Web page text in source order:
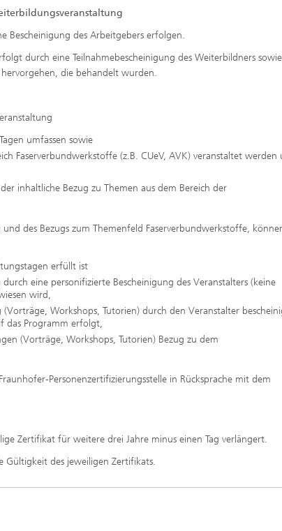
Bescheinigung des Arbeitgebers erfolgen.
durch eine Teilnahmebescheinigung des Weiterbildners
die behandelt wurden.
umfassen sowie
Faserverbundwerkstoffe (z.B. CUeV, AVK) veranstaltet werden
inhaltliche Bezug zu Themen aus dem Bereich der
des Bezugs zum Themenfeld Faserverbundwerkstoffe,
erfüllt ist
eine personifizierte Bescheinigung des Veranstalters (keine
wird,
Workshops, Tutorien) durch den Veranstalter
das Programm erfolgt,
(Vorträge, Workshops, Tutorien) Bezug zu dem
Personenzertifizierungsstelle in Rücksprache mit dem
Zertifikat für weitere drei Jahre minus einen Tag verlängert.
Gültigkeit des jeweiligen Zertifikats.